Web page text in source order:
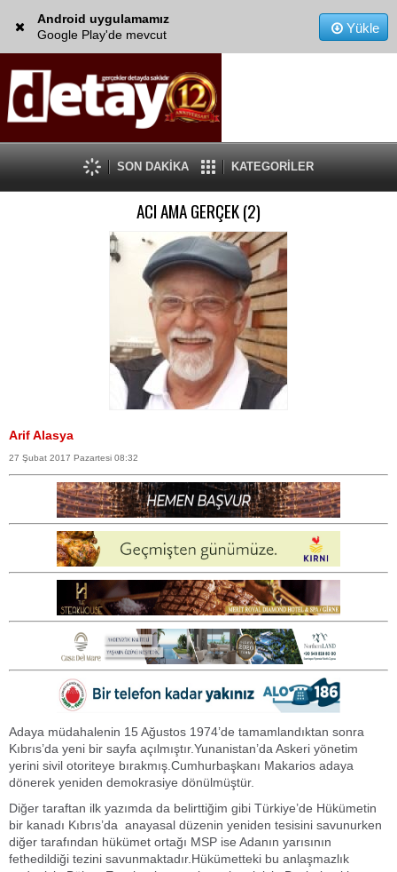
Android uygulamamız
Google Play'de mevcut
Yükle
SON DAKİKA KATEGORİLER
ACI AMA GERÇEK (2)
Arif Alasya
27 Şubat 2017 Pazartesi 08:32
Adaya müdahalenin 15 Ağustos 1974’de tamamlandıktan sonra
Kıbrıs’da yeni bir sayfa açılmıştır.Yunanistan’da Askeri yönetim
yerini sivil otoriteye bırakmış.Cumhurbaşkanı Makarios adaya
dönerek yeniden demokrasiye dönülmüştür.
Diğer taraftan ilk yazımda da belirttiğim gibi Türkiye’de Hükümetin
bir kanadı Kıbrıs’da anayasal düzenin yeniden tesisini savunurken
diğer tarafından hükümet ortağı MSP ise Adanın yarısının
fethedildiği tezini savunmaktadır.Hükümetteki bu anlaşmazlık